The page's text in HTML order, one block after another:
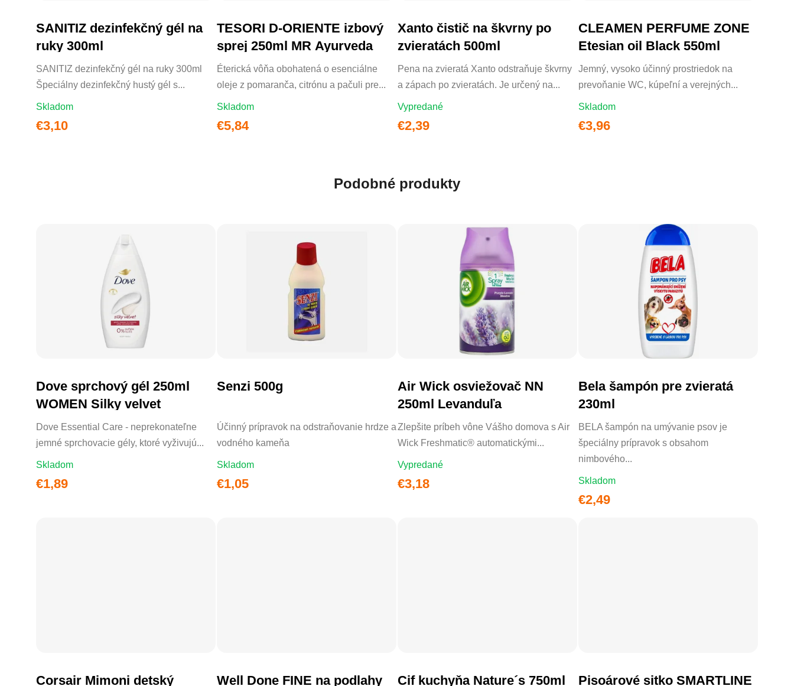
SANITIZ dezinfekčný gél na
ruky 300ml
SANITIZ dezinfekčný gél na ruky 300ml
Špeciálny dezinfekčný hustý gél s...
Skladom
€3,10
DO KOŠÍKA
TESORI D-ORIENTE izbový
sprej 250ml MR Ayurveda
Éterická vôňa obohatená o esenciálne
oleje z pomaranča, citrónu a pačuli pre...
Skladom
€5,84
DO KOŠÍKA
Xanto čistič na škvrny po
zvieratách 500ml
Pena na zvieratá Xanto odstraňuje škvrny
a zápach po zvieratách. Je určený na...
Vypredané
€2,39
CLEAMEN PERFUME ZONE
Etesian oil Black 550ml
Jemný, vysoko účinný prostriedok na
prevoňanie WC, kúpeľní a verejných...
Skladom
€3,96
DO KOŠÍKA
Podobné produkty
Dove sprchový gél 250ml
WOMEN Silky velvet
Dove Essential Care - neprekonateľne
jemné sprchovacie gély, ktoré vyživujú...
Skladom
€1,89
DO KOŠÍKA
Senzi 500g
Účinný prípravok na odstraňovanie hrdze a
vodného kameňa
Skladom
€1,05
Air Wick osviežovač NN
250ml Levanduľa
Zlepšite príbeh vône Vášho domova s Air
Wick Freshmatic® automatickými...
Vypredané
€3,18
Bela šampón pre zvieratá
230ml
BELA šampón na umývanie psov je
špeciálny prípravok s obsahom
nimbového...
Skladom
€2,49
Corsair Mimoni detský
DO KOŠÍKA Well Done FINE na podlahy
DO KOŠÍKA Cif kuchyňa Nature´s 750ml
DO KOŠÍKA Pisoárové sitko SMARTLINE
DO KOŠÍKA